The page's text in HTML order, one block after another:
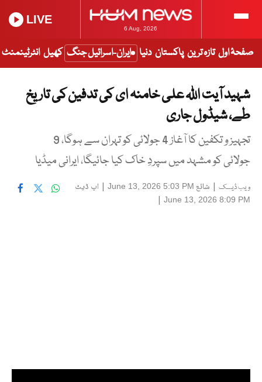
6 Aug, 2026
LIVE
صفحۂ اول تازہ ترین پاکستان دنیا ایران-اسرائیل جنگ کھیل انٹرٹینمنٹ
شہید آیت اللہ علی خامنہ ای کی تدفین کی تاریخ
طے، شیڈول جاری
تجہیز و تکفین کا آغاز 4 جولائی کو تہران سے ہوگا، 9
جولائی کو مشہد میں سپردِ خاک کیا جائیگا، ایرانی میڈیا
ویب ڈیسک | شائع June 13, 2026 5:03 PM
| اپ ڈیٹ
June 13, 2026 8:09 PM
|